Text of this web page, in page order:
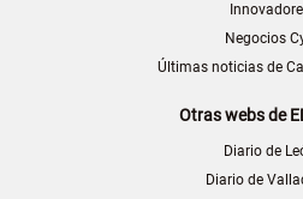
Negocios
Últimas noticias de
Otras webs de
Diario de
Diario de